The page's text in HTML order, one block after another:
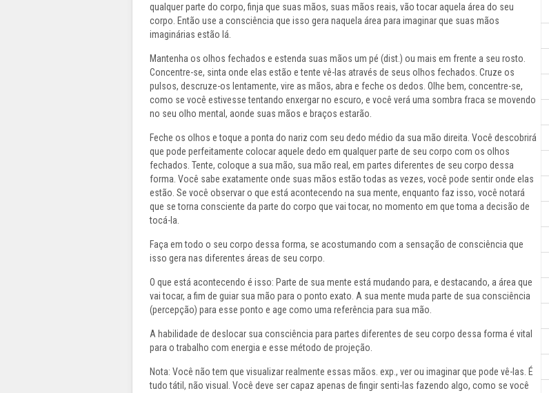
qualquer parte do corpo, finja que suas mãos, suas mãos reais, vão tocar aquela área do seu
corpo. Então use a consciência que isso gera naquela área para imaginar que suas mãos
imaginárias estão lá.
Mantenha os olhos fechados e estenda suas mãos um pé (dist.) ou mais em frente a seu rosto.
Concentre-se, sinta onde elas estão e tente vê-las através de seus olhos fechados. Cruze os
pulsos, descruze-os lentamente, vire as mãos, abra e feche os dedos. Olhe bem, concentre-se,
como se você estivesse tentando enxergar no escuro, e você verá uma sombra fraca se movendo
no seu olho mental, aonde suas mãos e braços estarão.
Feche os olhos e toque a ponta do nariz com seu dedo médio da sua mão direita. Você descobrirá
que pode perfeitamente colocar aquele dedo em qualquer parte de seu corpo com os olhos
fechados. Tente, coloque a sua mão, sua mão real, em partes diferentes de seu corpo dessa
forma. Você sabe exatamente onde suas mãos estão todas as vezes, você pode sentir onde elas
estão. Se você observar o que está acontecendo na sua mente, enquanto faz isso, você notará
que se torna consciente da parte do corpo que vai tocar, no momento em que toma a decisão de
tocá-la.
Faça em todo o seu corpo dessa forma, se acostumando com a sensação de consciência que
isso gera nas diferentes áreas de seu corpo.
O que está acontecendo é isso: Parte de sua mente está mudando para, e destacando, a área que
vai tocar, a fim de guiar sua mão para o ponto exato. A sua mente muda parte de sua consciência
(percepção) para esse ponto e age como uma referência para sua mão.
A habilidade de deslocar sua consciência para partes diferentes de seu corpo dessa forma é vital
para o trabalho com energia e esse método de projeção.
Nota: Você não tem que visualizar realmente essas mãos. exp., ver ou imaginar que pode vê-las. É
tudo tátil, não visual. Você deve ser capaz apenas de fingir senti-las fazendo algo, como se você